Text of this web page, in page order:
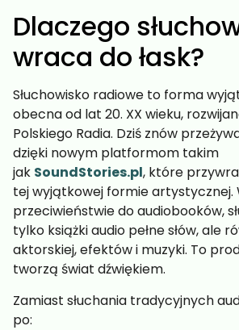
Dlaczego
wraca do łask?
Słuchowisko radiowe to forma
obecna od lat 20. XX wieku,
Polskiego Radia. Dziś znów
dzięki nowym platformom takim
jak SoundStories.pl, które
tej wyjątkowej formie artystycznej.
przeciwieństwie do audiobooków,
tylko książki audio pełne słów, ale
aktorskiej, efektów i muzyki. To
tworzą świat dźwiękiem.
Zamiast słuchania tradycyjnych
po: